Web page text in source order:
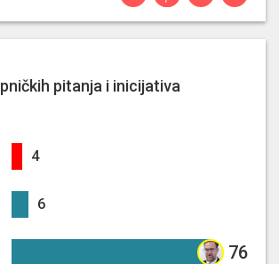
osoblja u Ugostiteljskoj školi Opatija
pitanja i inicijativa
4
6.46%
6
76